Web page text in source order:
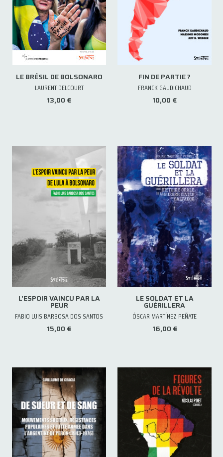
LE BRÉSIL DE BOLSONARO
LAURENT DELCOURT
13,00 €
FIN DE PARTIE ?
FRANCK GAUDICHAUD
10,00 €
L'ESPOIR VAINCU PAR LA
PEUR
FABIO LUIS BARBOSA DOS SANTOS
15,00 €
LE SOLDAT ET LA
GUÉRILLERA
ÓSCAR MARTÍNEZ PEÑATE
16,00 €